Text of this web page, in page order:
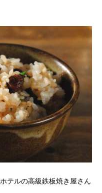
テルの高級鉄板焼き屋さん